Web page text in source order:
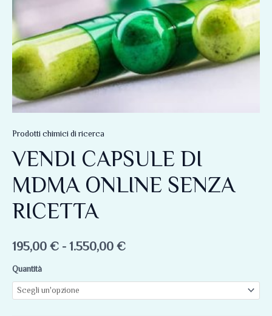
Prodotti chimici di ricerca
VENDI CAPSULE DI
MDMA ONLINE SENZA
RICETTA
195,00 € - 1.550,00 €
1.550,00 €
Quantità